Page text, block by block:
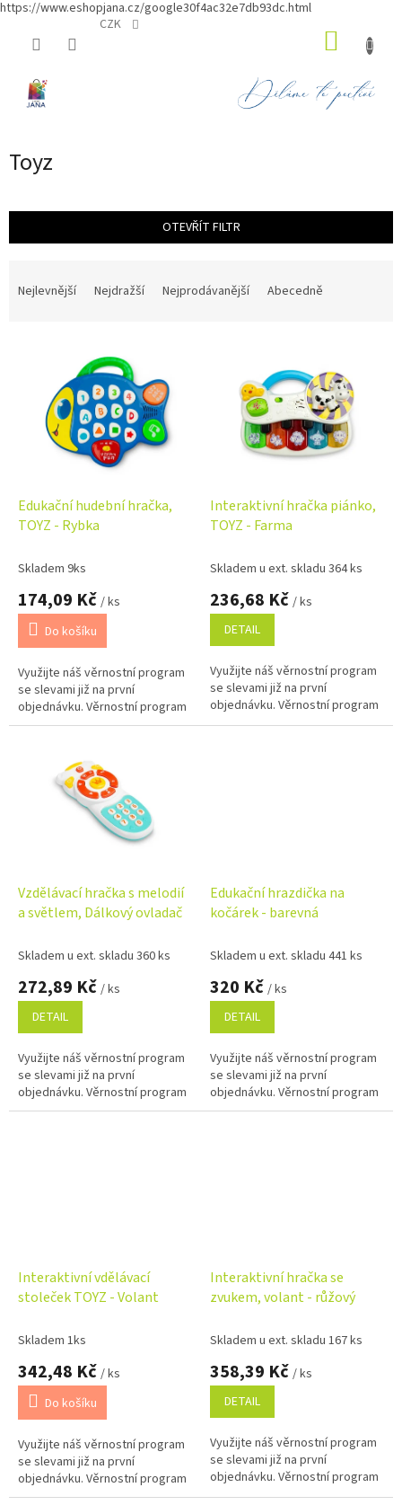
https://www.eshopjana.cz/google30f4ac32e7db93dc.html
CZK
Toyz
OTEVŘÍT FILTR
Nejlevnější Nejdražší Nejprodávanější Abecedně
Edukační hudební hračka,
TOYZ - Rybka
Skladem 9ks
174,09 Kč / ks
Do košíku
Využijte náš věrnostní program
se slevami již na první
objednávku. Věrnostní program
Interaktivní hračka piánko,
TOYZ - Farma
Skladem u ext. skladu 364 ks
236,68 Kč / ks
DETAIL
Využijte náš věrnostní program
se slevami již na první
objednávku. Věrnostní program
Vzdělávací hračka s melodií
a světlem, Dálkový ovladač
Skladem u ext. skladu 360 ks
272,89 Kč / ks
DETAIL
Využijte náš věrnostní program
se slevami již na první
objednávku. Věrnostní program
Edukační hrazdička na
kočárek - barevná
Skladem u ext. skladu 441 ks
320 Kč / ks
DETAIL
Využijte náš věrnostní program
se slevami již na první
objednávku. Věrnostní program
Interaktivní vdělávací
stoleček TOYZ - Volant
Skladem 1ks
342,48 Kč / ks
Do košíku
Využijte náš věrnostní program
se slevami již na první
objednávku. Věrnostní program
Interaktivní hračka se
zvukem, volant - růžový
Skladem u ext. skladu 167 ks
358,39 Kč / ks
DETAIL
Využijte náš věrnostní program
se slevami již na první
objednávku. Věrnostní program